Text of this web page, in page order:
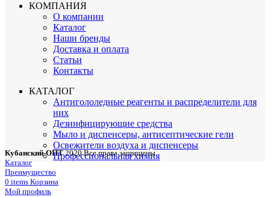
КОМПАНИЯ
О компании
Каталог
Наши бренды
Доставка и оплата
Статьи
Контакты
КАТАЛОГ
Антигололедные реагенты и распределители для
них
Дезинфицирующие средства
Мыло и диспенсеры, антисептические гели
Освежители воздуха и диспенсеры
Профессиональная химия
Кубанский-ОПТ 2020 Все права защищены
Каталог
Преимущество
0 items Корзина
Мой профиль